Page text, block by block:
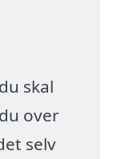
skal
over
selv